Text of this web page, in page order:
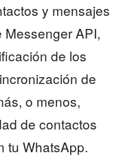
y mensajes
API,
de los
de
o menos,
de contactos
tu WhatsApp.